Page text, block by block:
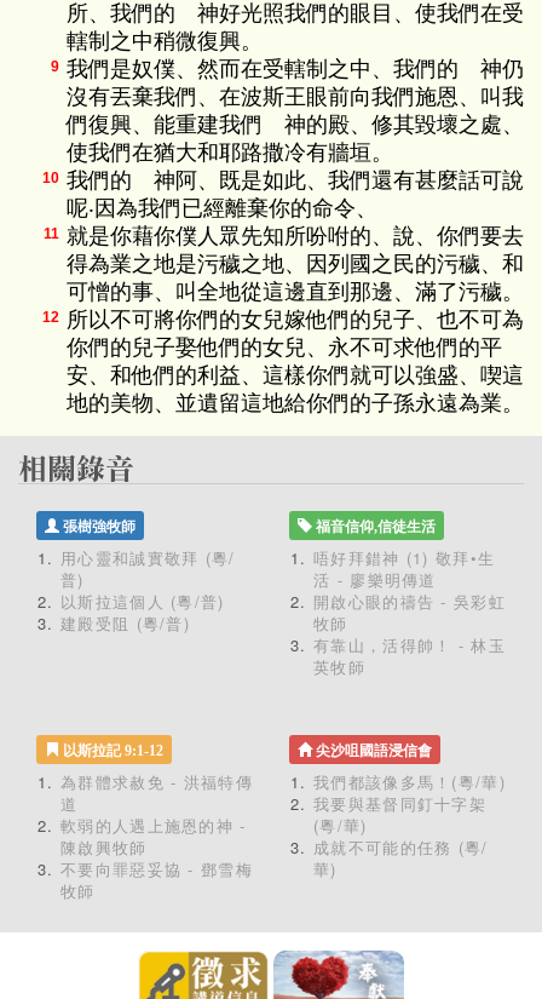
所、我們的 神好光照我們的眼目、使我們在受
轄制之中稍微復興。
9 我們是奴僕、然而在受轄制之中、我們的 神仍
沒有丟棄我們、在波斯王眼前向我們施恩、叫我
們復興、能重建我們 神的殿、修其毀壞之處、
使我們在猶大和耶路撒冷有牆垣。
10 我們的 神阿、既是如此、我們還有甚麼話可說
呢‧因為我們已經離棄你的命令、
11 就是你藉你僕人眾先知所吩咐的、說、你們要去
得為業之地是污穢之地、因列國之民的污穢、和
可憎的事、叫全地從這邊直到那邊、滿了污穢。
12 所以不可將你們的女兒嫁他們的兒子、也不可為
你們的兒子娶他們的女兒、永不可求他們的平
安、和他們的利益、這樣你們就可以強盛、喫這
地的美物、並遺留這地給你們的子孫永遠為業。
張樹強牧師
用心靈和誠實敬拜 (粵/
普)
以斯拉這個人 (粵/普)
建殿受阻 (粵/普)
福音信仰,信徒生活
唔好拜錯神 (1) 敬拜•生
活 - 廖樂明傳道
開啟心眼的禱告 - 吳彩虹
牧師
有靠山，活得帥！ - 林玉
英牧師
以斯拉記 9:1-12
為群體求赦免 - 洪福特傳
道
軟弱的人遇上施恩的神 -
陳啟興牧師
不要向罪惡妥協 - 鄧雪梅
牧師
尖沙咀國語浸信會
我們都該像多馬！(粵/華)
我要與基督同釘十字架
(粵/華)
成就不可能的任務 (粵/
華)